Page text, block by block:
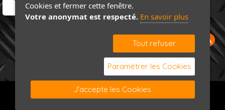
Cookies et fermer cette fenêtre.
Votre anonymat est respecté. En savoir plus
Tout refuser
Paramétrer les Cookies
J'accepte les Cookies